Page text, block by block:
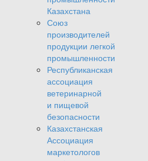
Казахстана
Союз
производителей
продукции легкой
промышленности
Республиканская
ассоциация
ветеринарной
и пищевой
безопасности
Казахстанская
Ассоциация
маркетологов